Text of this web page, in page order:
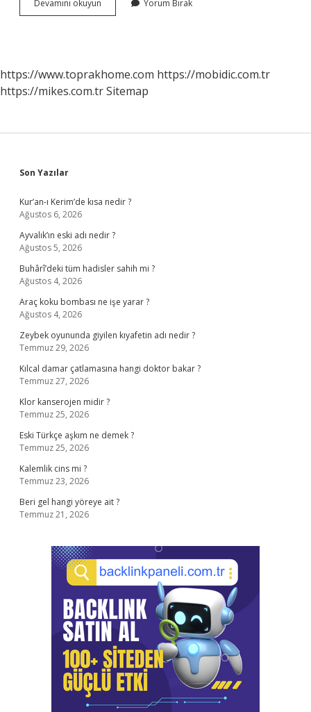
Devamını okuyun
Ne
Yorum Bırak
https://www.toprakhome.com https://mobidic.com.tr
https://mikes.com.trSitemap
Sidebar
Son Yazılar
Kur’an-ı Kerim’de kısa nedir ?
Ağustos 6, 2026
Ayvalık’ın eski adı nedir ?
Ağustos 5, 2026
Buhârî’deki tüm hadisler sahih mi ?
Ağustos 4, 2026
Araç koku bombası ne işe yarar ?
Ağustos 4, 2026
Zeybek oyununda giyilen kıyafetin adı nedir ?
Temmuz 29, 2026
Kılcal damar çatlamasına hangi doktor bakar ?
Temmuz 27, 2026
Klor kanserojen midir ?
Temmuz 25, 2026
Eski Türkçe aşkım ne demek ?
Temmuz 25, 2026
Kalemlik cins mi ?
Temmuz 23, 2026
Beri gel hangi yöreye ait ?
Temmuz 21, 2026